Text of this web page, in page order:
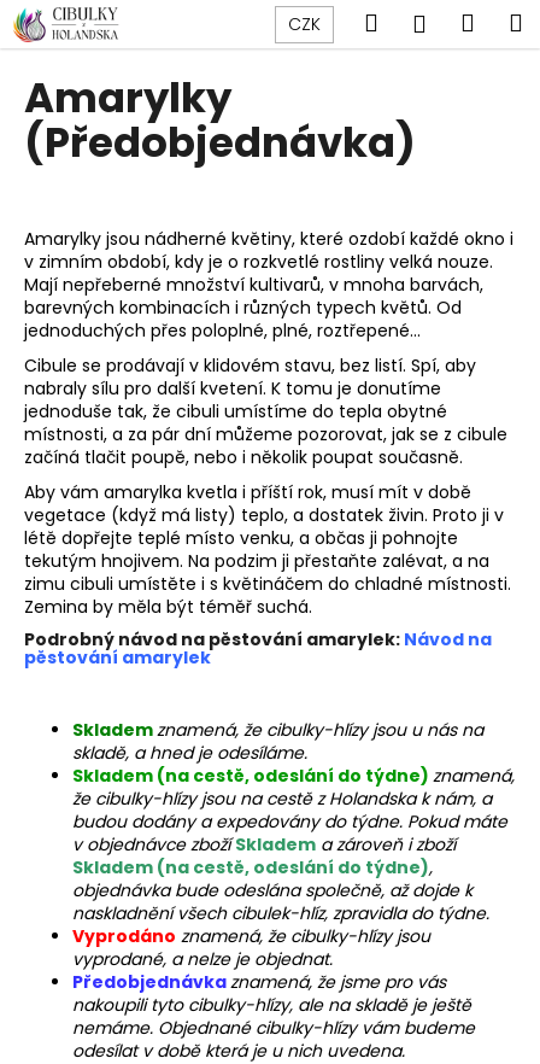
Přejít
na
obsah
CZK Hledat
Amarylky
(Předobjednávka)
Amarylky jsou nádherné květiny, které ozdobí každé okno i
v zimním období, kdy je o rozkvetlé rostliny velká nouze.
Mají nepřeberné množství kultivarů, v mnoha barvách,
barevných kombinacích i různých typech květů. Od
jednoduchých přes poloplné, plné, roztřepené...
Cibule se prodávají v klidovém stavu, bez listí. Spí, aby
nabraly sílu pro další kvetení. K tomu je donutíme
jednoduše tak, že cibuli umístíme do tepla obytné
místnosti, a za pár dní můžeme pozorovat, jak se z cibule
začíná tlačit poupě, nebo i několik poupat současně.
Aby vám amarylka kvetla i příští rok, musí mít v době
vegetace (když má listy) teplo, a dostatek živin. Proto ji v
létě dopřejte teplé místo venku, a občas ji pohnojte
tekutým hnojivem. Na podzim ji přestaňte zalévat, a na
zimu cibuli umístěte i s květináčem do chladné místnosti.
Zemina by měla být téměř suchá.
Podrobný návod na pěstování amarylek: Návod na
pěstování amarylek
Sklademznamená, že cibulky-hlízy jsou u nás na
skladě, a hned je odesíláme.
Skladem (na cestě, odeslání do týdne) znamená,
že cibulky-hlízy jsou na cestě z Holandska k nám, a
budou dodány a expedovány do týdne. Pokud máte
v objednávce zbožíSkladem a zároveň i zboží
Skladem (na cestě, odeslání do týdne),
objednávka bude odeslána společně, až dojde k
naskladnění všech cibulek-hlíz, zpravidla do týdne.
Vyprodáno znamená, že cibulky-hlízy jsou
vyprodané, a nelze je objednat.
Předobjednávkaznamená, že jsme pro vás
nakoupili tyto cibulky-hlízy, ale na skladě je ještě
nemáme. Objednané cibulky-hlízy vám budeme
odesílat v době která je u nich uvedena.
K
o
C
o
o
t
ř
e
b
u
j
e
t
e
n
a
j
í
t
HLEDAT